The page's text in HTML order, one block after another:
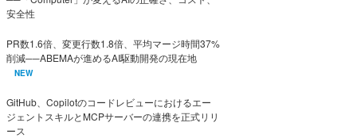
安全性
PR数1.6倍、変更行数1.8倍、平均マージ時間37%
削減──ABEMAが進めるAI駆動開発の現在地
NEW
GitHub、Copilotのコードレビューにおけるエー
ジェントスキルとMCPサーバーの連携を正式リリ
ース